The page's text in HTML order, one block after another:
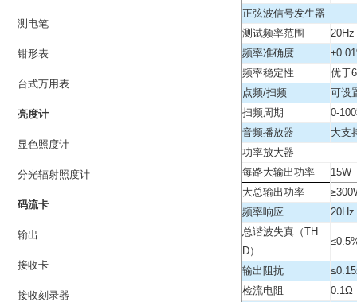
测电笔
钳形表
台式万用表
亮度计
显色照度计
分光辐射照度计
码流卡
输出
接收卡
接收刻录器
正弦波信号发生器
测试频率范围
频率准确度
频率稳定性
优于
点频/扫频
可设
扫频周期
0-
音频播放器
大支
功率放大器
每路大输出功率
15W
大总输出功率
频率响应
总谐波失真（TH
D）
输出阻抗
检流电阻
0.1Ω